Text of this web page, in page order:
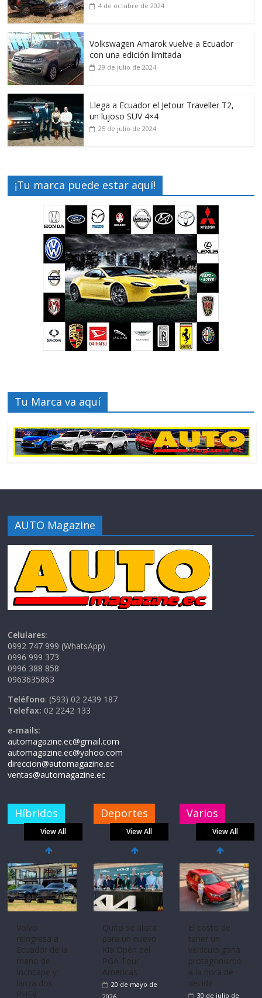
4 de octubre de 2024
Volkswagen Amarok vuelve a Ecuador
con una edición limitada
29 de julio de 2024
Llega a Ecuador el Jetour Traveller T2,
un lujoso SUV 4×4
25 de julio de 2024
¡Tu marca puede estar aquí!
Tu Marca va aquí
AUTO Magazine
Celulares:
0992 747 999 (WhatsApp)
0996 999 373
0996 388 858
0963635863
Teléfono: (593) 02 2439 187
Telefax: 02 2242 133
e-mails:
automagazine.ec@gmail.com
automagazine.ec@yahoo.com
direccion@automagazine.ec
ventas@automagazine.ec
Híbridos
View All
Volvo
reingresa a
Ecuador de la
mano de
Inchcape y
lanza dos
PHEV
Deportes
View All
Quito se alista
para un nuevo
Kia Open del
PGA Tour
Americas
20 de mayo de
Varios
View All
El costo de
tener un
vehículo gana
protagonismo
a la hora de
decidir
30 de julio de